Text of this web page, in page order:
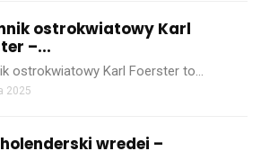
ostrokwiatowy Karl
–...
ostrokwiatowy Karl Foerster to…
2025
wredei –